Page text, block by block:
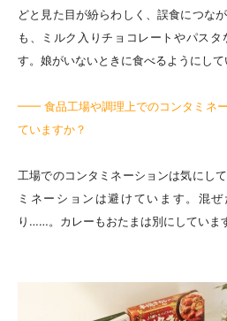
どと見た目が紛らわしく、誤食につな
も、ミルク入りチョコレートやパスタ
す。娘がいないときに食べるようにして
━━ 食品工場や調理上でのコンタミネ
ていますか？
工場でのコンタミネーションは気にし
ミネーションは避けています。混
り……。カレーもおたまは別にしていま